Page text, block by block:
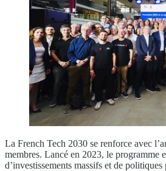
La French Tech 2030 se renforce avec
membres. Lancé en 2023, le programme
d’investissements massifs et de